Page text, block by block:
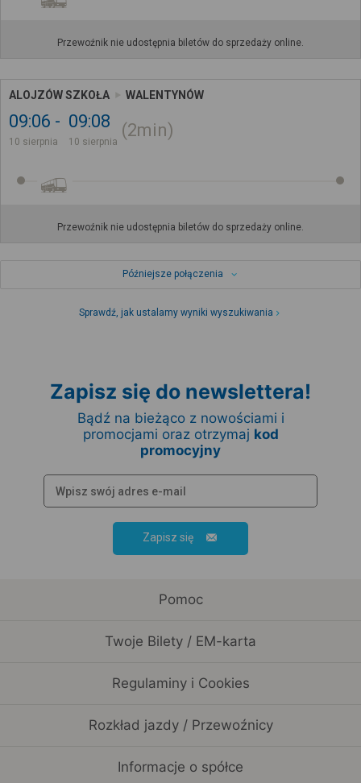
Przewoźnik nie udostępnia biletów do sprzedaży online.
ALOJZÓW SZKOŁA WALENTYNÓW
09:06
10 sierpnia
09:08
10 sierpnia
2min
Przewoźnik nie udostępnia biletów do sprzedaży online.
Późniejsze połączenia
Sprawdź, jak ustalamy wyniki wyszukiwania
Zapisz się do newslettera!
Bądź na bieżąco z nowościami i
promocjami oraz otrzymaj kod
promocyjny
Zapisz się
Pomoc
Twoje Bilety / EM-karta
Regulaminy i Cookies
Rozkład jazdy / Przewoźnicy
Informacje o spółce